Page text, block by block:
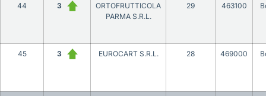
44 3
ORTOFRUTTICOLA
PARMA S.R.L.
29 463100
45 3 EUROCART S.R.L. 28 469000